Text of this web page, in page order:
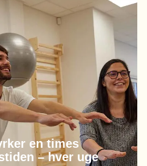
en times
– hver uge